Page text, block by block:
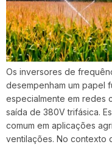
Os inversores de
desempenham um papel
especialmente em redes
saída de 380V trifásica.
comum em aplicações
ventilações. No contexto